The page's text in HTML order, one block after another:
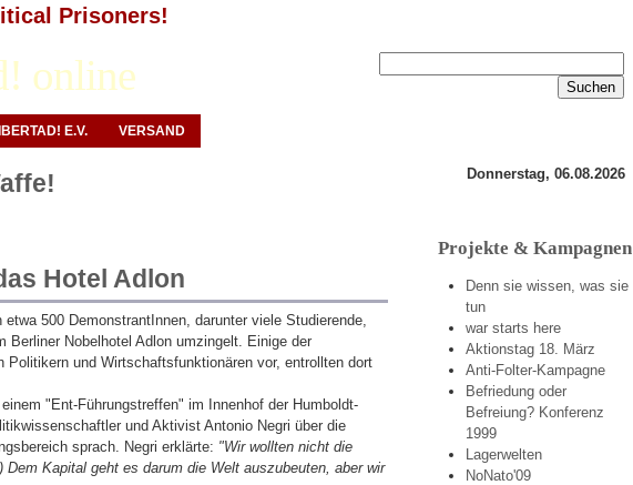
Prisoners!
online
E.V. VERSAND
Donnerstag, 06.08.2026
Hotel Adlon
500 DemonstrantInnen, darunter viele Studierende,
Nobelhotel Adlon umzingelt. Einige der
Politikern und Wirtschaftsfunktionären vor, entrollten dort
"Ent-Führungstreffen" im Innenhof der Humboldt-
und Aktivist Antonio Negri über die
sprach. Negri erklärte: "Wir wollten nicht die
Kapital geht es darum die Welt auszubeuten, aber wir
Projekte & Kampagnen
Denn sie wissen, was sie
tun
war starts here
Aktionstag 18. März
Anti-Folter-Kampagne
Befriedung oder
Befreiung? Konferenz
1999
Lagerwelten
NoNato'09